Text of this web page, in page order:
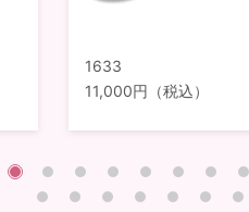
1633
11,000円（税込）